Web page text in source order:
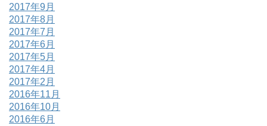
2017年9月
2017年8月
2017年7月
2017年6月
2017年5月
2017年4月
2017年2月
2016年11月
2016年10月
2016年6月